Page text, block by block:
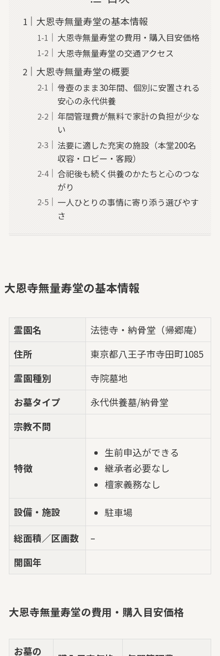
大恩寺無量寿堂の基本情報
大恩寺無量寿堂の費用・購入目安価格
大恩寺無量寿堂の交通アクセス
大恩寺無量寿堂の概要
骨壺のまま30年間、個別に安置される
安心の永代供養
年間管理費が無料で家計の負担が少な
い
法要に適した充実の施設（本堂200名
収容・ロビー・客殿）
合祀後も続く供養のかたちと心のつな
がり
一人ひとりの事情に寄り添う選びやす
さ
大恩寺無量寿堂の基本情報
霊園名
法徳寺・納骨堂（帰郷庵）
住所
東京都八王子市寺田町1085
霊園種別
寺院墓地
お墓タイプ
永代供養墓/納骨堂
宗教不問
特徴
生前申込ができる
継承者必要なし
檀家義務なし
設備・施設
駐車場
総面積／区画数
–
開園年
大恩寺無量寿堂の費用・購入目安価格
お墓の